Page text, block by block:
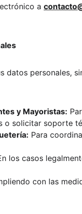
a
datos personales,
y Mayoristas:
o solicitar soporte
Para
los casos
con las